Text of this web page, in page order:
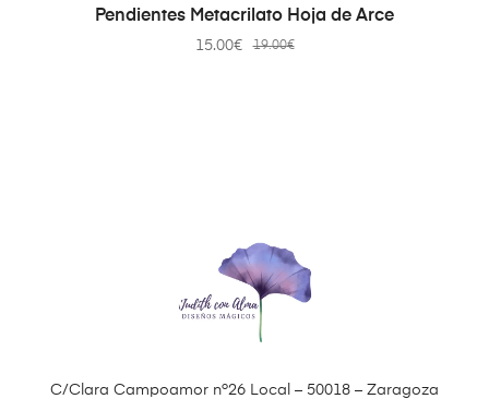
AÑADIR AL CARRITO
Pendientes Metacrilato Hoja de Arce
19.00€
15.00€
C/Clara Campoamor nº26 Local – 50018 – Zaragoza